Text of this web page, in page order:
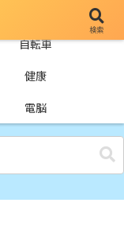
自転車
健康
電脳
検索